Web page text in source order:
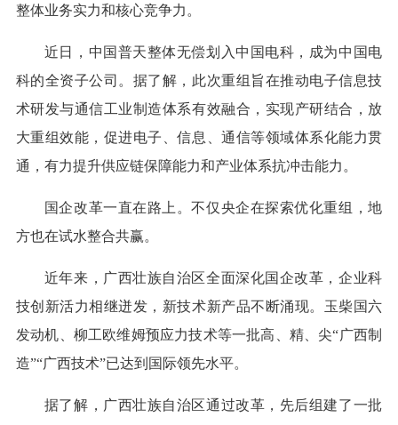
整体业务实力和核心竞争力。
近日，中国普天整体无偿划入中国电科，成为中国电
科的全资子公司。据了解，此次重组旨在推动电子信息技
术研发与通信工业制造体系有效融合，实现产研结合，放
大重组效能，促进电子、信息、通信等领域体系化能力贯
通，有力提升供应链保障能力和产业体系抗冲击能力。
国企改革一直在路上。不仅央企在探索优化重组，地
方也在试水整合共赢。
近年来，广西壮族自治区全面深化国企改革，企业科
技创新活力相继迸发，新技术新产品不断涌现。玉柴国六
发动机、柳工欧维姆预应力技术等一批高、精、尖“广西制
造”“广西技术”已达到国际领先水平。
据了解，广西壮族自治区通过改革，先后组建了一批